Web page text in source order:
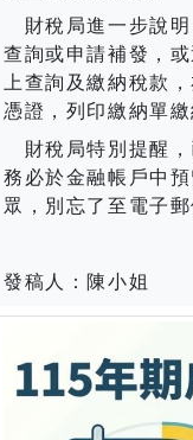
財稅局進一步說明
查詢或申請補發，
上查詢及繳納稅款
憑證，列印繳納單繳
財稅局特別提醒，
務必於金融帳戶中
眾，別忘了至電子
發稿人：陳小姐